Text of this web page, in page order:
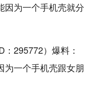
因为一个手机壳就分
295772）爆料：
为一个手机壳跟女朋